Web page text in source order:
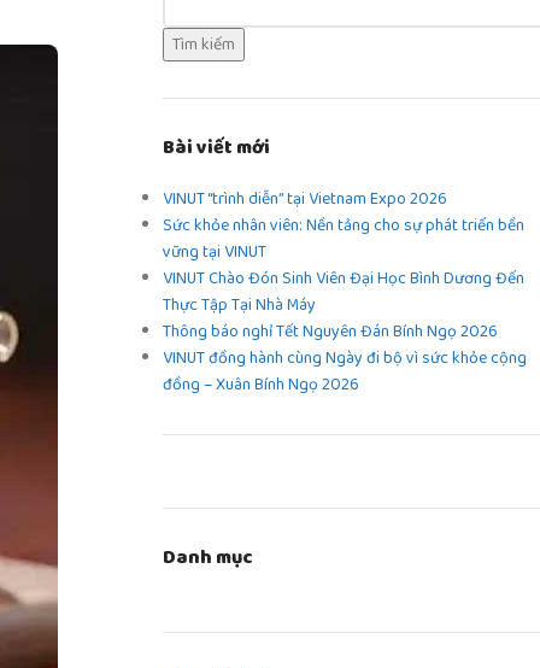
Tìm kiếm
Bài viết mới
VINUT “trình diễn” tại Vietnam Expo 2026
Sức khỏe nhân viên: Nền tảng cho sự phát triển bền
vững tại VINUT
VINUT Chào Đón Sinh Viên Đại Học Bình Dương Đến
Thực Tập Tại Nhà Máy
Thông báo nghỉ Tết Nguyên Đán Bính Ngọ 2026
VINUT đồng hành cùng Ngày đi bộ vì sức khỏe cộng
đồng – Xuân Bính Ngọ 2026
Danh mục